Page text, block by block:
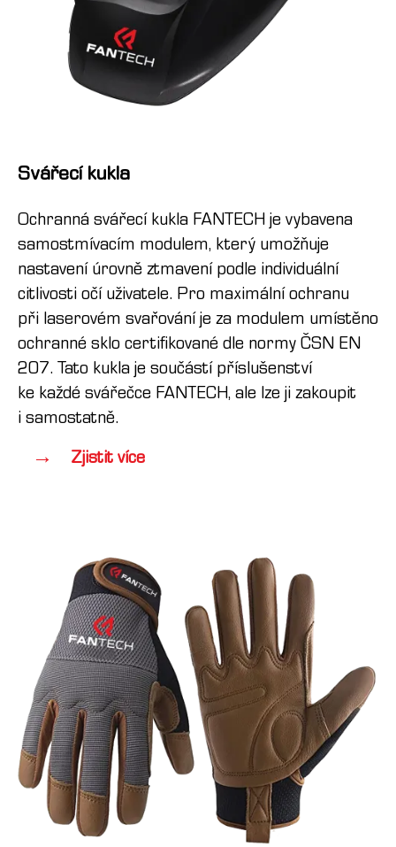
Svářecí kukla
Ochranná svářecí kukla FANTECH je vybavena
samostmívacím modulem, který umožňuje
nastavení úrovně ztmavení podle individuální
citlivosti očí uživatele. Pro maximální ochranu
při laserovém svařování je za modulem umístěno
ochranné sklo certifikované dle normy ČSN EN
207. Tato kukla je součástí příslušenství
ke každé svářečce FANTECH, ale lze ji zakoupit
i samostatně.
Zjistit více